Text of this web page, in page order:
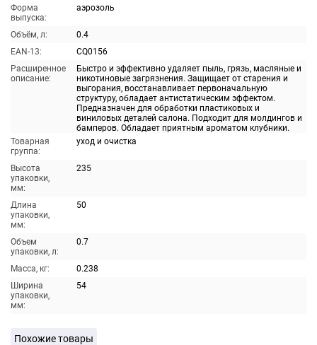
Форма
выпуска:
аэрозоль
Объём, л:
0.4
EAN-13:
CQ0156
Расширенное
описание:
Быстро и эффективно удаляет пыль, грязь, масляные и
никотиновые загрязнения. Защищает от старения и
выгорания, восстанавливает первоначальную
структуру, обладает антистатическим эффектом.
Предназначен для обработки пластиковых и
виниловых деталей салона. Подходит для молдингов и
бамперов. Обладает приятным ароматом клубники.
Товарная
группа:
уход и очистка
Высота
упаковки,
мм:
235
Длина
упаковки,
мм:
50
Объем
упаковки, л:
0.7
Масса, кг:
0.238
Ширина
упаковки,
мм:
54
Похожие товары